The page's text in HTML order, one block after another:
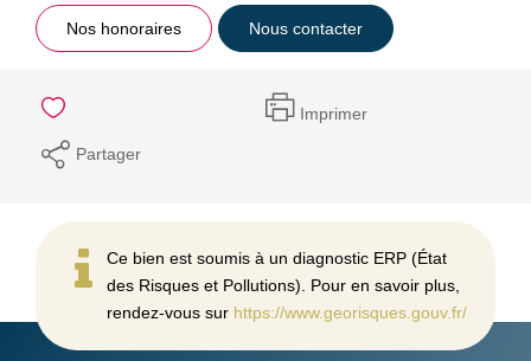
Nos honoraires Nous contacter
Imprimer
Partager
Ce bien est soumis à un diagnostic ERP (État
des Risques et Pollutions). Pour en savoir plus,
rendez-vous sur https://www.georisques.gouv.fr/